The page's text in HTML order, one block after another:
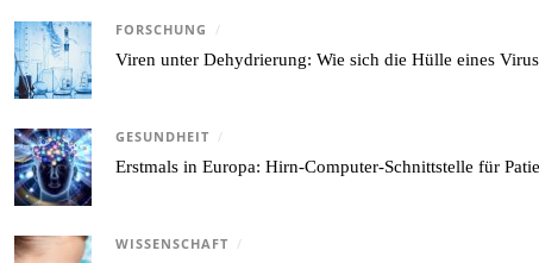
FORSCHUNG /
Viren unter Dehydrierung: Wie sich die Hülle eines
GESUNDHEIT /
Erstmals in Europa: Hirn-Computer-Schnittstelle für
WISSENSCHAFT /